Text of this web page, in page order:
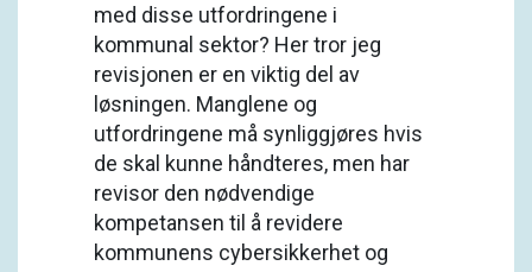
med disse utfordringene i
kommunal sektor? Her tror jeg
revisjonen er en viktig del av
løsningen. Manglene og
utfordringene må synliggjøres hvis
de skal kunne håndteres, men har
revisor den nødvendige
kompetansen til å revidere
kommunens cybersikkerhet og